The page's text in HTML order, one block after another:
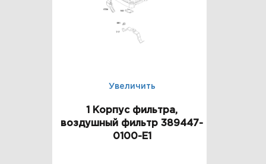
Увеличить
1 Корпус фильтра,
воздушный фильтр 389447-
0100-E1